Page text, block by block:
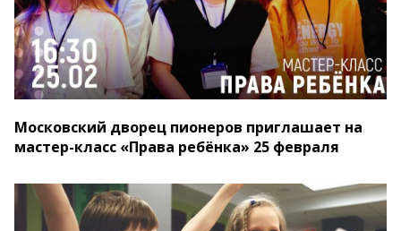
Московский дворец пионеров приглашает на
мастер-класс «Права ребёнка» 25 февраля